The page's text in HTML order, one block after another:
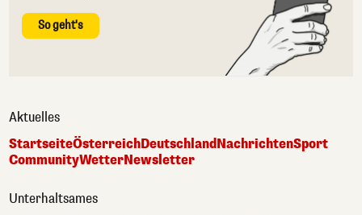
So geht's
Aktuelles
StartseiteÖsterreichDeutschlandNachrichtenSport
CommunityWetterNewsletter
Unterhaltsames